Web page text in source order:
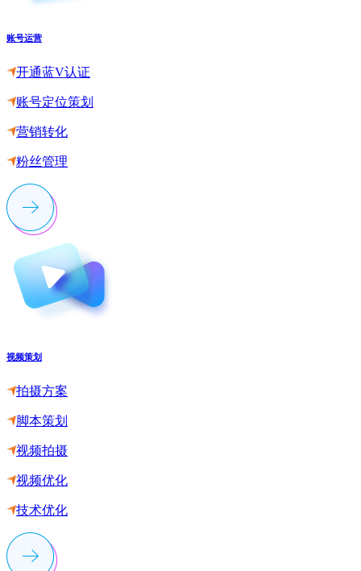
账号运营
开通蓝V认证
账号定位策划
营销转化
粉丝管理
视频策划
拍摄方案
脚本策划
视频拍摄
视频优化
技术优化